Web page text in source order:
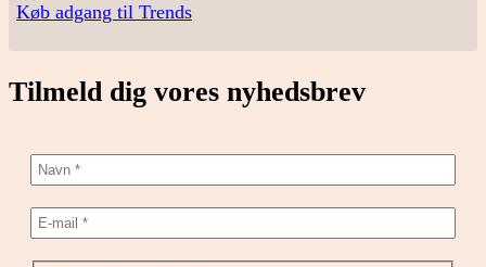
Køb adgang til Trends
Tilmeld dig vores nyhedsbrev